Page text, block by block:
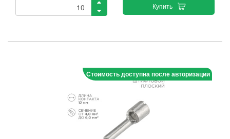
Купить
Стоимость доступна после авторизации